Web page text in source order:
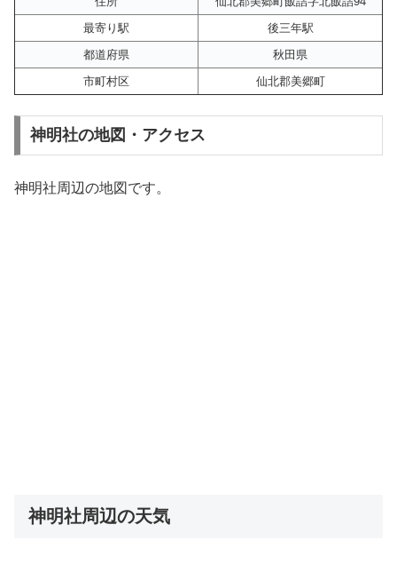
最寄り駅
後三年駅
都道府県
秋田県
市町村区
仙北郡美郷町
神明社の地図・アクセス
神明社周辺の地図です。
神明社周辺の天気